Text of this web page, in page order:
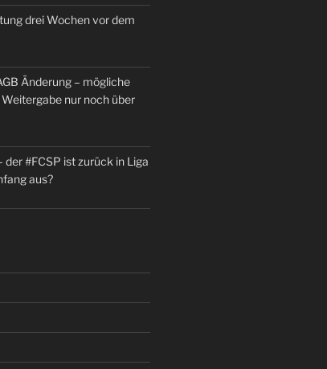
drei Wochen vor dem
Änderung – mögliche
nur noch über
#FCSP ist zurück in Liga
aus?